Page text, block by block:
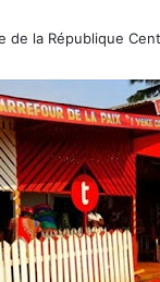
de la République